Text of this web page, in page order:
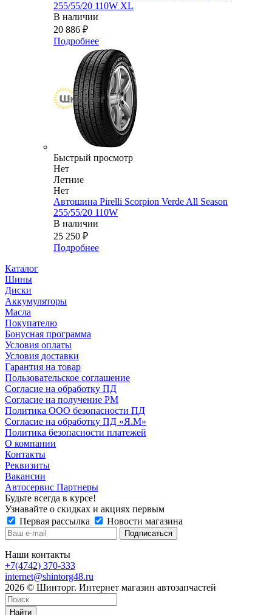
255/55/20 110W XL
В наличии
20 886 ₽
Подробнее
Быстрый просмотр
Нет
Летние
Нет
Автошина Pirelli Scorpion Verde All Season
255/55/20 110W
В наличии
25 250 ₽
Подробнее
Каталог
Шины
Диски
Аккумуляторы
Масла
Покупателю
Бонусная программа
Условия оплаты
Условия доставки
Гарантия на товар
Пользовательское соглашение
Согласие на обработку ПД
Согласие на получение РМ
Политика ООО безопасности ПД
Согласие на обработку ПД «Я.М»
Политика безопасности платежей
О компании
Контакты
Реквизиты
Вакансии
Автосервис Партнеры
Будьте всегда в курсе!
Узнавайте о скидках и акциях первым
Первая рассылка
Новости магазина
Наши контакты
+7(4742) 370-333
internet@shintorg48.ru
2026 © Шинторг. Интернет магазин автозапчастей
Найти